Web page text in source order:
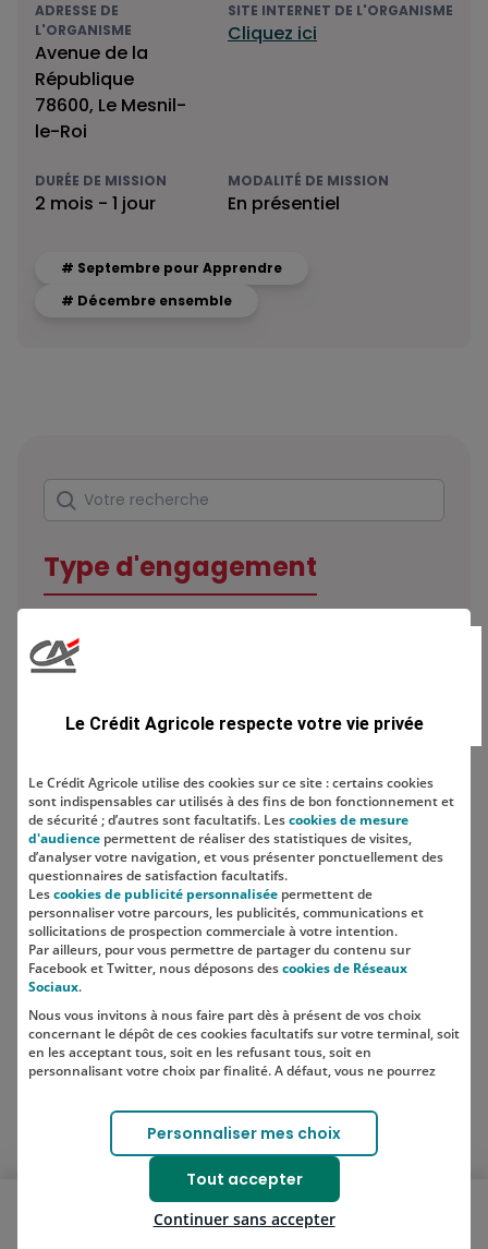
ADRESSE DE
L'ORGANISME
Avenue de la
République
78600, Le Mesnil-
le-Roi
SITE INTERNET DE L'ORGANISME
Cliquez ici
DURÉE DE MISSION
2 mois - 1 jour
MODALITÉ DE MISSION
En présentiel
# Septembre pour Apprendre
# Décembre ensemble
Rechercher
Votre recherche
Type d'engagement
Localisation
SUIVEZ-NOUS SUR LES RÉSEAUX
SOCIAUX
Lien vers le compte Instagram
Lien vers le compte TikTok
Ouvrir le menu mobile
Bons plans Blog
Le Crédit Agricole respecte votre vie privée
Le Crédit Agricole utilise des cookies sur ce site : certains cookies
sont indispensables car utilisés à des fins de bon fonctionnement et
de sécurité ; d’autres sont facultatifs. Lescookies de mesure
d'audience permettent de réaliser des statistiques de visites,
d’analyser votre navigation, et vous présenter ponctuellement des
questionnaires de satisfaction facultatifs.
Lescookies de publicité personnalisée permettent de
personnaliser votre parcours, les publicités, communications et
sollicitations de prospection commerciale à votre intention.
Par ailleurs, pour vous permettre de partager du contenu sur
Facebook et Twitter, nous déposons descookies de Réseaux
Sociaux.
Nous vous invitons à nous faire part dès à présent de vos choix
concernant le dépôt de ces cookies facultatifs sur votre terminal, soit
en les acceptant tous, soit en les refusant tous, soit en
personnalisant votre choix par finalité. A défaut, vous ne pourrez
Votre choix est libre et peut être modifié à tout moment, en cliquant
sur le lien "Cookies", en bas de page.
Pour en savoir plus sur les responsables de traitement et les
finalités, cliquez sur "Personnaliser mes choix".
Personnaliser mes choix
Tout accepter
Continuer sans accepter